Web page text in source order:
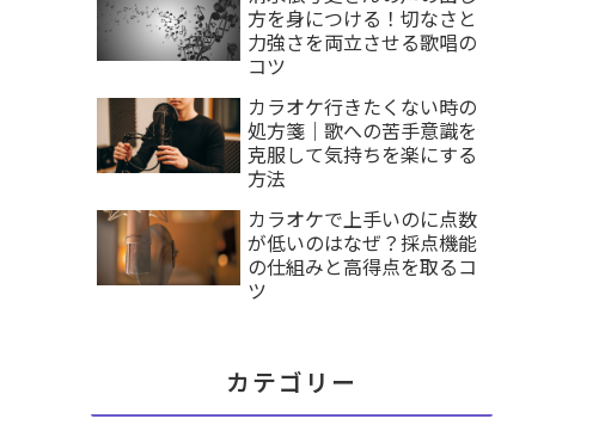
方を身につける！切なさと
力強さを両立させる歌唱の
コツ
カラオケ行きたくない時の
処方箋｜歌への苦手意識を
克服して気持ちを楽にする
方法
カラオケで上手いのに点数
が低いのはなぜ？採点機能
の仕組みと高得点を取るコ
ツ
カテゴリー